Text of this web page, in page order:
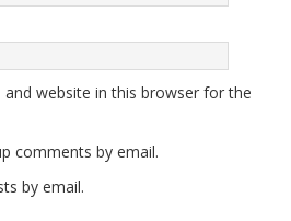
and website in this browser for the
comments by email.
by email.